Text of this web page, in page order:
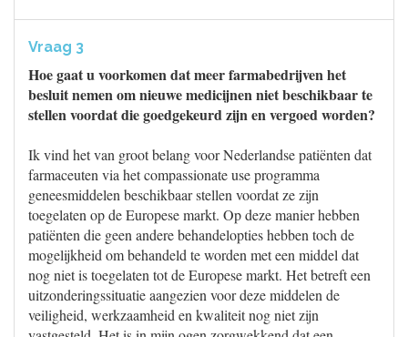
Vraag 3
Hoe gaat u voorkomen dat meer farmabedrijven het
besluit nemen om nieuwe medicijnen niet beschikbaar te
stellen voordat die goedgekeurd zijn en vergoed worden?
Ik vind het van groot belang voor Nederlandse patiënten dat
farmaceuten via het compassionate use programma
geneesmiddelen beschikbaar stellen voordat ze zijn
toegelaten op de Europese markt. Op deze manier hebben
patiënten die geen andere behandelopties hebben toch de
mogelijkheid om behandeld te worden met een middel dat
nog niet is toegelaten tot de Europese markt. Het betreft een
uitzonderingssituatie aangezien voor deze middelen de
veiligheid, werkzaamheid en kwaliteit nog niet zijn